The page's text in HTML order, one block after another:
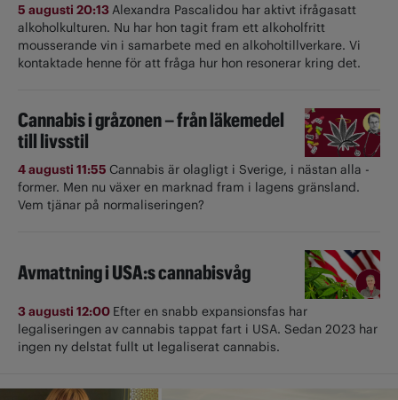
5 augusti 20:13Alexandra Pascalidou har aktivt ifrågasatt
alkoholkulturen. Nu har hon tagit fram ett alkoholfritt
mousserande vin i samarbete med en alkoholtillverkare. Vi
kontaktade henne för att fråga hur hon resonerar kring det.
Cannabis i gråzonen – från läkemedel
till livsstil
4 augusti 11:55 Cannabis är olagligt i ­Sverige, i nästan alla ­
former. Men nu växer en marknad fram i lagens gränsland.
Vem tjänar på normaliseringen?
Avmattning i USA:s cannabisvåg
3 augusti 12:00 Efter en snabb expansionsfas har
legaliseringen av cannabis tappat fart i USA. Sedan 2023 har
ingen ny delstat fullt ut ­legaliserat cannabis.